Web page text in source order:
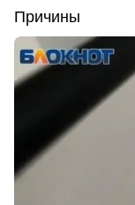
Причины